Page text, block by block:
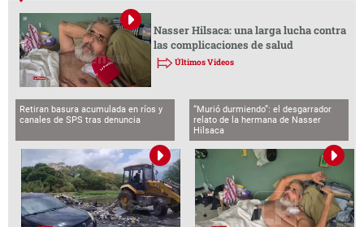
Nasser Hilsaca: una larga lucha contra
las complicaciones de salud
Últimos Videos
Retiran basura acumulada en ríos y
canales de SPS tras denuncia
“Murió durmiendo”: el desgarrador
relato de la hermana de Nasser
Hilsaca